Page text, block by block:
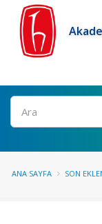
Ara
ANA SAYFA SON